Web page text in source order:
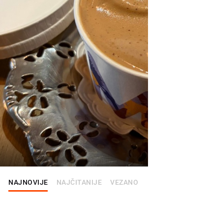
NAJNOVIJE NAJČITANIJE VEZANO